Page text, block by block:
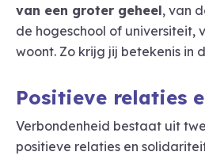
van een groter geheel, van
de hogeschool of universiteit,
woont. Zo krijg jij betekenis in
Positieve relaties
Verbondenheid bestaat uit
positieve relaties en